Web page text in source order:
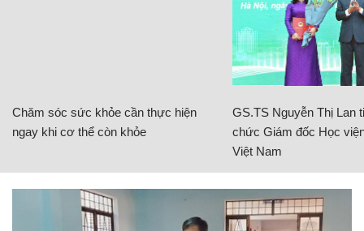
Chăm sóc sức khỏe cần thực hiện
ngay khi cơ thể còn khỏe
GS.TS Nguyễn Thị Lan
chức Giám đốc Học
Việt Nam